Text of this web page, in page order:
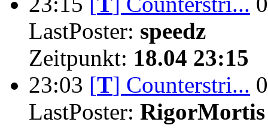
LastPoster: speedz
Zeitpunkt: 18.04 23:15
23:03 [T] Counterstri... 0
LastPoster: RigorMortis